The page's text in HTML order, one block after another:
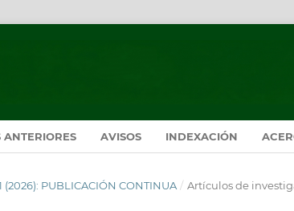
ANTERIORES AVISOS INDEXACIÓN
(2026): PUBLICACIÓN CONTINUA / Artículos de